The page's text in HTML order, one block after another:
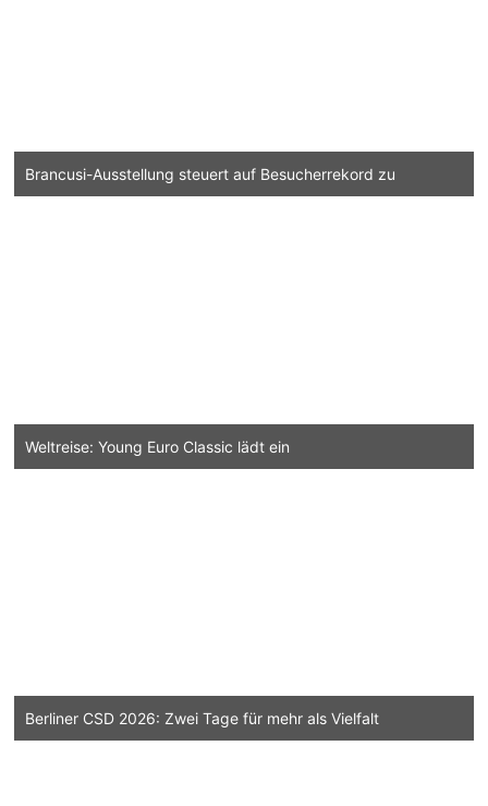
Brancusi-Ausstellung steuert auf Besucherrekord zu
Weltreise: Young Euro Classic lädt ein
Berliner CSD 2026: Zwei Tage für mehr als Vielfalt